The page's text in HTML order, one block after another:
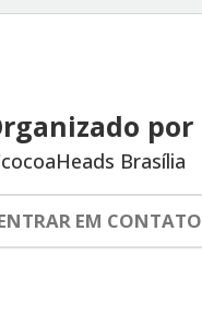
por
Brasília
EM CONTATO